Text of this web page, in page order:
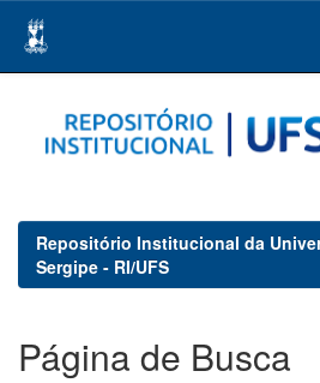
navigation
Repositório Institucional da
Sergipe - RI/UFS
Página de Busca